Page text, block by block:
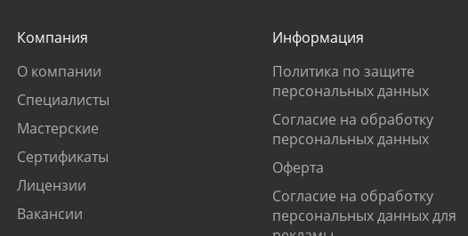
Компания
О компании
Специалисты
Мастерские
Сертификаты
Лицензии
Вакансии
Информация
Политика по защите
персональных данных
Согласие на обработку
персональных данных
Оферта
Согласие на обработку
персональных данных для